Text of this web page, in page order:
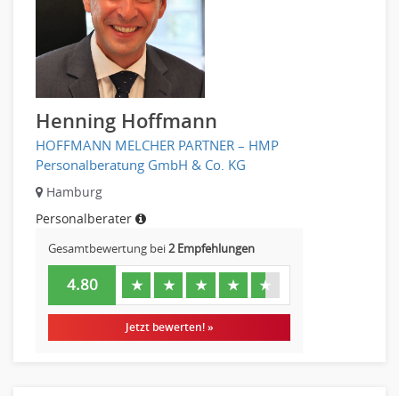
Henning Hoffmann
HOFFMANN MELCHER PARTNER – HMP
Personalberatung GmbH & Co. KG
Hamburg
Personalberater
Gesamtbewertung bei2 Empfehlungen
4.80 ★ ★ ★ ★ ★
Jetzt bewerten! »